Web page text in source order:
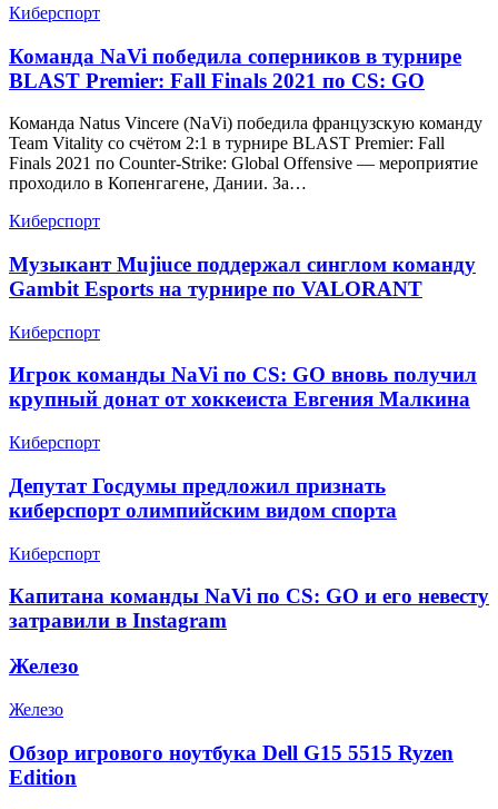
Киберспорт
Команда NaVi победила соперников в турнире
BLAST Premier: Fall Finals 2021 по CS: GO
Команда Natus Vincere (NaVi) победила французскую команду
Team Vitality со счётом 2:1 в турнире BLAST Premier: Fall
Finals 2021 по Counter-Strike: Global Offensive — мероприятие
проходило в Копенгагене, Дании. За…
Киберспорт
Музыкант Mujiuce поддержал синглом команду
Gambit Esports на турнире по VALORANT
Киберспорт
Игрок команды NaVi по CS: GO вновь получил
крупный донат от хоккеиста Евгения Малкина
Киберспорт
Депутат Госдумы предложил признать
киберспорт олимпийским видом спорта
Киберспорт
Капитана команды NaVi по CS: GO и его невесту
затравили в Instagram
Железо
Железо
Обзор игрового ноутбука Dell G15 5515 Ryzen
Edition